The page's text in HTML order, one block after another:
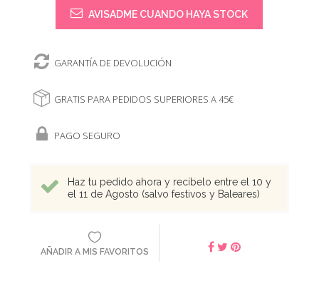
AVISADME CUANDO HAYA STOCK
GARANTÍA DE DEVOLUCIÓN
GRATIS PARA PEDIDOS SUPERIORES A 45€
PAGO SEGURO
Haz tu pedido ahora y recíbelo entre el 10 y
el 11 de Agosto (salvo festivos y Baleares)
AÑADIR A MIS FAVORITOS